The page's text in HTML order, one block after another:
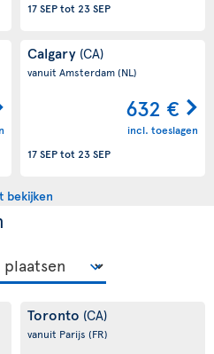
17 SEPtot 23 SEP
Calgary (CA)
vanuit Amsterdam(NL)
632 €
incl. toeslagen
17 SEPtot 23 SEP
bekijken
Toronto (CA)
vanuit Parijs (FR)